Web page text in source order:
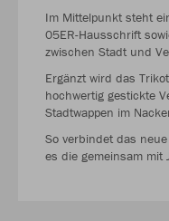
Im Mittelpunkt steht
05ER-Hausschrift
zwischen Stadt und
Ergänzt wird das
hochwertig gestickte
Stadtwappen im
So verbindet das
es die gemeinsam mit